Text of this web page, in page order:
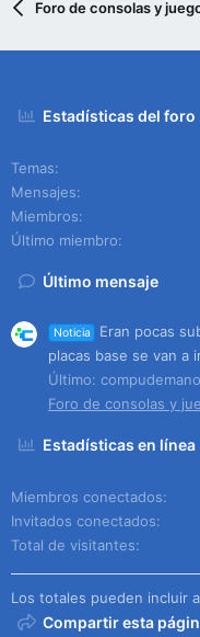
Foro de consolas y
Estadísticas del foro
Temas
Mensajes
Miembros
Último miembro
Último mensaje
Noticia
Eran pocas
placas base se van a
Último: compudemano
Foro de consolas y
Estadísticas en línea
Miembros conectados
Invitados conectados
Total de visitantes
Los totales pueden incluir
Compartir esta